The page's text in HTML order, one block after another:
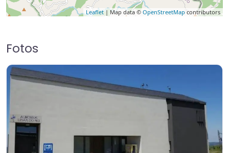
Leaflet | Map data © OpenStreetMap contributors
Fotos